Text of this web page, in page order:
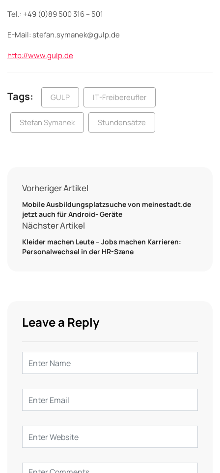
Tel.: +49 (0)89 500 316 – 501
E-Mail: stefan.symanek@gulp.de
http://www.gulp.de
Tags: GULP IT-Freibereufler
Stefan Symanek Stundensätze
Vorheriger Artikel
Mobile Ausbildungsplatzsuche von meinestadt.de
jetzt auch für Android- Geräte
Nächster Artikel
Kleider machen Leute – Jobs machen Karrieren:
Personalwechsel in der HR-Szene
Leave a Reply